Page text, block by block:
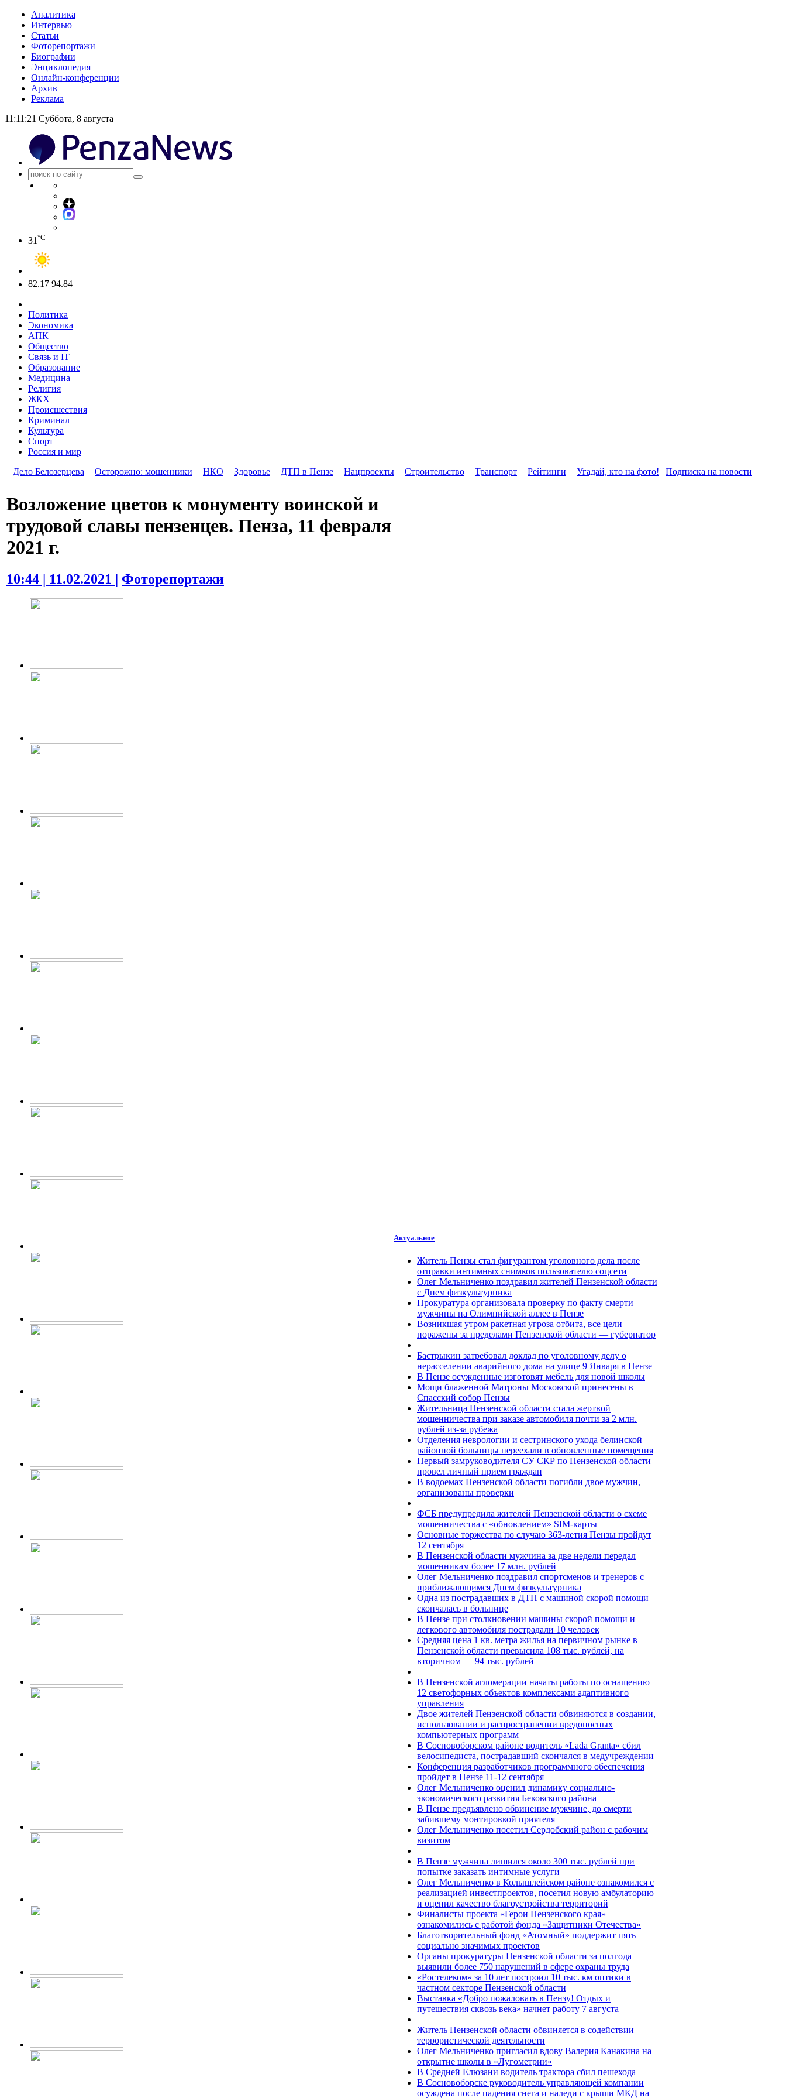
Аналитика
Интервью
Статьи
Фоторепортажи
Биографии
Энциклопедия
Онлайн-конференции
Архив
Реклама
11:11:22 Суббота, 8 августа
31 °C
82.17 94.84
Политика
Экономика
АПК
Общество
Связь и IT
Образование
Медицина
Религия
ЖКХ
Происшествия
Криминал
Культура
Спорт
Россия и мир
Дело Белозерцева
Осторожно: мошенники НКО Здоровье ДТП в Пензе Нацпроекты Строительство Транспорт Рейтинги Угадай, кто на фото! Подписка на новости
Возложение цветов к монументу воинской и
трудовой славы пензенцев. Пенза, 11 февраля
2021 г.
10:44 | 11.02.2021 | Фоторепортажи
Актуальное
Житель Пензы стал фигурантом уголовного дела после
отправки интимных снимков пользователю соцсети
Олег Мельниченко поздравил жителей Пензенской области
с Днем физкультурника
Прокуратура организовала проверку по факту смерти
мужчины на Олимпийской аллее в Пензе
Возникшая утром ракетная угроза отбита, все цели
поражены за пределами Пензенской области — губернатор
Бастрыкин затребовал доклад по уголовному делу о
нерасселении аварийного дома на улице 9 Января в Пензе
В Пензе осужденные изготовят мебель для новой школы
Мощи блаженной Матроны Московской принесены в
Спасский собор Пензы
Жительница Пензенской области стала жертвой
мошенничества при заказе автомобиля почти за 2 млн.
рублей из-за рубежа
Отделения неврологии и сестринского ухода белинской
районной больницы переехали в обновленные помещения
Первый замруководителя СУ СКР по Пензенской области
провел личный прием граждан
В водоемах Пензенской области погибли двое мужчин,
организованы проверки
ФСБ предупредила жителей Пензенской области о схеме
мошенничества c «обновлением» SIM-карты
Основные торжества по случаю 363-летия Пензы пройдут
12 сентября
В Пензенской области мужчина за две недели передал
мошенникам более 17 млн. рублей
Олег Мельниченко поздравил спортсменов и тренеров с
приближающимся Днем физкультурника
Одна из пострадавших в ДТП с машиной скорой помощи
скончалась в больнице
В Пензе при столкновении машины скорой помощи и
легкового автомобиля пострадали 10 человек
Средняя цена 1 кв. метра жилья на первичном рынке в
Пензенской области превысила 108 тыс. рублей, на
вторичном — 94 тыс. рублей
В Пензенской агломерации начаты работы по оснащению
12 светофорных объектов комплексами адаптивного
управления
Двое жителей Пензенской области обвиняются в создании,
использовании и распространении вредоносных
компьютерных программ
В Сосновоборском районе водитель «Lada Granta» сбил
велосипедиста, пострадавший скончался в медучреждении
Конференция разработчиков программного обеспечения
пройдет в Пензе 11-12 сентября
Олег Мельниченко оценил динамику социально-
экономического развития Бековского района
В Пензе предъявлено обвинение мужчине, до смерти
забившему монтировкой приятеля
Олег Мельниченко посетил Сердобский район с рабочим
визитом
В Пензе мужчина лишился около 300 тыс. рублей при
попытке заказать интимные услуги
Олег Мельниченко в Колышлейском районе ознакомился с
реализацией инвестпроектов, посетил новую амбулаторию
и оценил качество благоустройства территорий
Финалисты проекта «Герои Пензенского края»
ознакомились с работой фонда «Защитники Отечества»
Благотворительный фонд «Атомный» поддержит пять
социально значимых проектов
Органы прокуратуры Пензенской области за полгода
выявили более 750 нарушений в сфере охраны труда
«Ростелеком» за 10 лет построил 10 тыс. км оптики в
частном секторе Пензенской области
Выставка «Добро пожаловать в Пензу! Отдых и
путешествия сквозь века» начнет работу 7 августа
Житель Пензенской области обвиняется в содействии
террористической деятельности
Олег Мельниченко пригласил вдову Валерия Канакина на
открытие школы в «Лугометрии»
В Средней Елюзани водитель трактора сбил пешехода
В Сосновоборске руководитель управляющей компании
осуждена после падения снега и наледи с крыши МКД на